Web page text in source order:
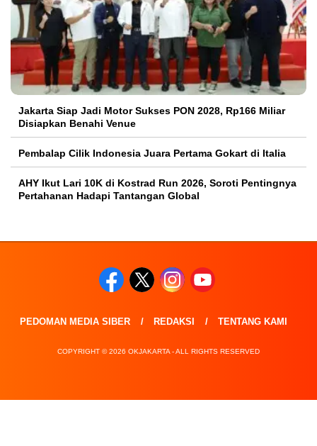
Jakarta Siap Jadi Motor Sukses PON 2028, Rp166 Miliar
Disiapkan Benahi Venue
Pembalap Cilik Indonesia Juara Pertama Gokart di Italia
AHY Ikut Lari 10K di Kostrad Run 2026, Soroti Pentingnya
Pertahanan Hadapi Tantangan Global
PEDOMAN MEDIA SIBER REDAKSI TENTANG KAMI
COPYRIGHT © 2026 OKJAKARTA - ALL RIGHTS RESERVED